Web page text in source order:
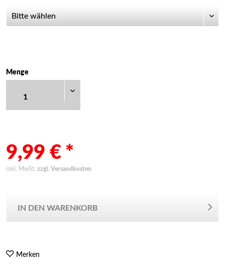
Menge
9,99 € *
inkl. MwSt. zzgl. Versandkosten
IN DEN WARENKORB
Merken